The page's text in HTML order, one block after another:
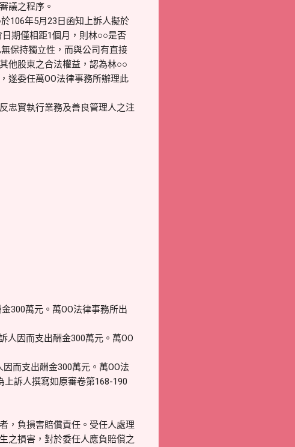
議之程序。
106年5月23日函知上訴人擬於
期僅相距1個月，則林○○是否
保持獨立性，而與公司有直接
他股東之合法權益，認為林○○
遂委任萬OO法律事務所辦理此
忠實執行業務及善良管理人之注
300萬元。萬OO法律事務所出
人因而支出酬金300萬元。萬OO
而支出酬金300萬元。萬OO法
訴人撰寫如原審卷第168-190
，負損害賠償責任。受任人處理
之損害，對於委任人應負賠償之